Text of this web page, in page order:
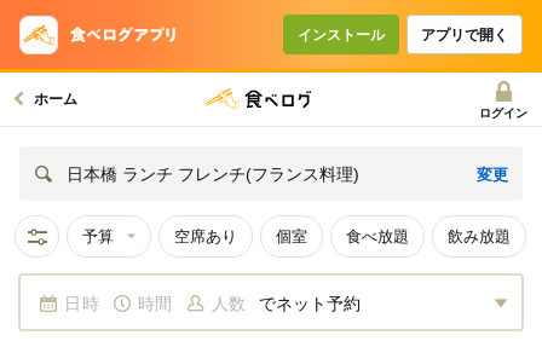
インストール アプリで開く
ホーム
ログイン
日本橋 ランチ フレンチ(フランス料理) 変更
予算 空席あり 個室 食べ放題 飲み放題
日時 時間 人数 でネット予約